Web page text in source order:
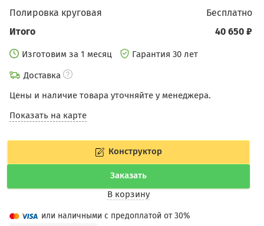
бесплатно
Полировка круговая
40 650 ₽
Итого
Изготовим за 1 месяц
Гарантия 30 лет
Доставка
Цены и наличие товара уточняйте у менеджера.
Показать на карте
Конструктор
Заказать
В корзину
или наличными с предоплатой от 30%